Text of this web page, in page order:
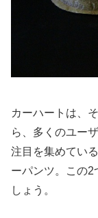
カーハートは、
ら、多くのユー
注目を集めてい
ーパンツ。この2
しょう。